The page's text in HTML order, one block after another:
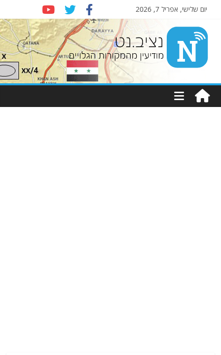
יום שלישי, אפריל 7, 2026
Nziv.net
מודיעין
מהמקורות